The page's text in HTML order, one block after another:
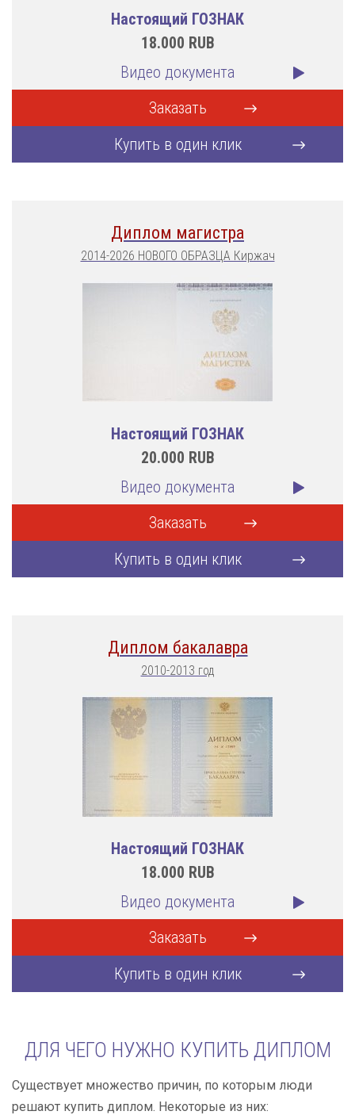
Настоящий ГОЗНАК
18.000 RUB
Видео документа
Заказать
Купить в один клик
Диплом магистра
2014-2026 НОВОГО ОБРАЗЦА Киржач
Настоящий ГОЗНАК
20.000 RUB
Видео документа
Заказать
Купить в один клик
Диплом бакалавра
2010-2013 год
Настоящий ГОЗНАК
18.000 RUB
Видео документа
Заказать
Купить в один клик
ДЛЯ ЧЕГО НУЖНО КУПИТЬ ДИПЛОМ
Существует множество причин, по которым люди
решают купить диплом. Некоторые из них: